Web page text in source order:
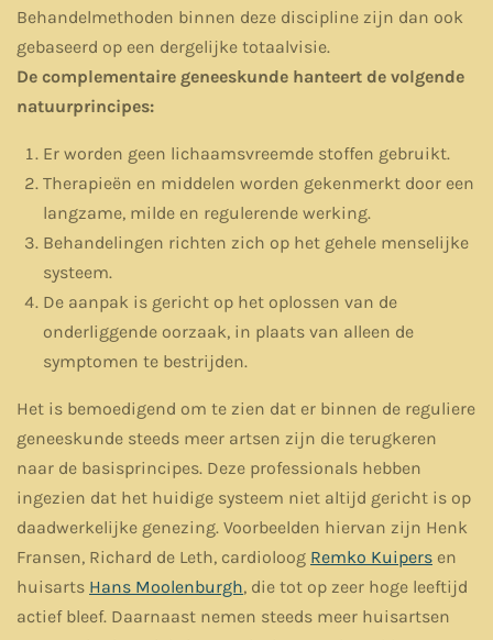
Behandelmethoden binnen deze discipline zijn dan ook
gebaseerd op een dergelijke totaalvisie.
De complementaire geneeskunde hanteert de volgende
natuurprincipes:
Er worden geen lichaamsvreemde stoffen gebruikt.
Therapieën en middelen worden gekenmerkt door een
langzame, milde en regulerende werking.
Behandelingen richten zich op het gehele menselijke
systeem.
De aanpak is gericht op het oplossen van de
onderliggende oorzaak, in plaats van alleen de
symptomen te bestrijden.
Het is bemoedigend om te zien dat er binnen de reguliere
geneeskunde steeds meer artsen zijn die terugkeren
naar de basisprincipes. Deze professionals hebben
ingezien dat het huidige systeem niet altijd gericht is op
daadwerkelijke genezing. Voorbeelden hiervan zijn Henk
Fransen, Richard de Leth, cardioloog Remko Kuipers en
huisarts Hans Moolenburgh, die tot op zeer hoge leeftijd
actief bleef. Daarnaast nemen steeds meer huisartsen